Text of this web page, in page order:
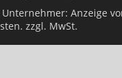
Anzeige
zzgl. MwSt.